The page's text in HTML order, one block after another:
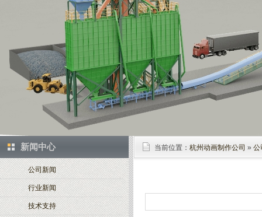
新闻中心
公司新闻
行业新闻
技术支持
当前位置： 杭州动画制作公司 » 公